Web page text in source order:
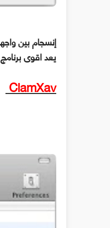
إنسجام بين
يعد اقوى
ClamXav